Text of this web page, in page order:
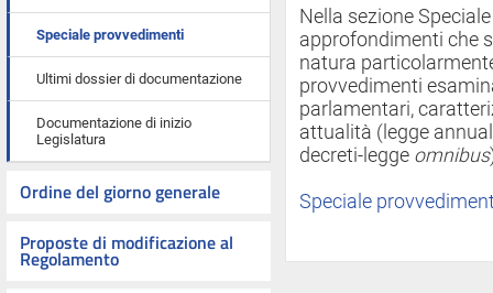
Speciale provvedimenti
Ultimi dossier di documentazione
Documentazione di inizio
Legislatura
Ordine del giorno generale
Proposte di modificazione al
Regolamento
Nella sezione
approfondimenti che
natura
provvedimenti
parlamentari,
attualità (legge
decreti-legge omnibus
Speciale